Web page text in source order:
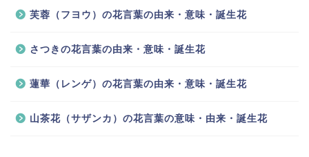
芙蓉（フヨウ）の花言葉の由来・意味・誕生花
さつきの花言葉の由来・意味・誕生花
蓮華（レンゲ）の花言葉の由来・意味・誕生花
山茶花（サザンカ）の花言葉の意味・由来・誕生花